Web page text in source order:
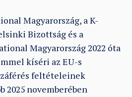
Magyarország, a K-
Bizottság és a
Magyarország 2022 óta
kíséri az EU-s
feltételeinek
2025 novemberében